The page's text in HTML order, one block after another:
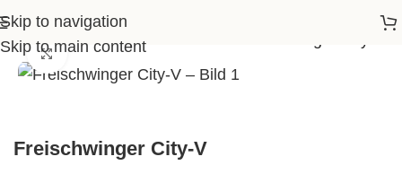
Skip to navigation
Skip to main content
Startseite>Shop>
Klick zum Vergrößern
Freischwinger City-V